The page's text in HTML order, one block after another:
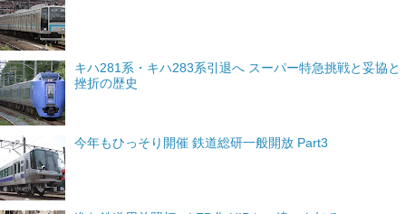
キハ281系・キハ283系引退へ スーパー特急挑戦と妥協と
挫折の歴史
今年もひっそり開催 鉄道総研一般開放 Part3